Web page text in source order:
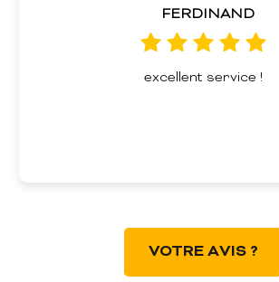
FERDINAND
excellent service !
VOTRE AVIS ?